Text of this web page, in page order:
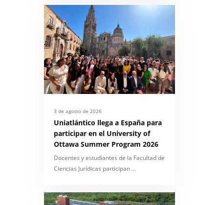
3 de agosto de 2026
Uniatlántico llega a España para
participar en el University of
Ottawa Summer Program 2026
Docentes y estudiantes de la Facultad de
Ciencias Jurídicas participan …